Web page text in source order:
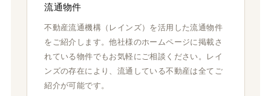
流通物件
不動産流通機構（レインズ）を活用した流通物件
をご紹介します。他社様のホームページに掲載さ
れている物件でもお気軽にご相談ください。レイ
ンズの存在により、流通している不動産は全てご
紹介が可能です。